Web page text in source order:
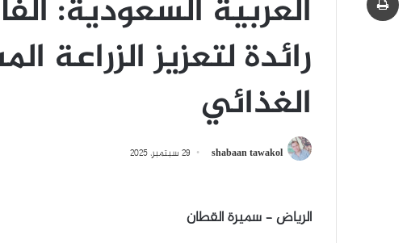
العربية السعودية:
رائدة لتعزيز الزراعة
الغذائي
shabaan tawakol 29 سبتمبر، 2025
الرياض – سميرة القطان